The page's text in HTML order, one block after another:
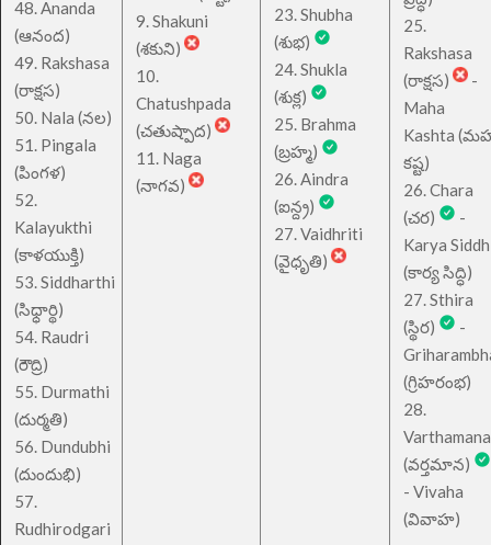
48. Ananda
(ఆనంద)
49. Rakshasa
(రాక్షస)
50. Nala (నల)
51. Pingala
(పింగళ)
52.
Kalayukthi
(కాళయుక్తి)
53. Siddharthi
(సిధ్ధార్థి)
54. Raudri
(రౌద్రి)
55. Durmathi
(దుర్మతి)
56. Dundubhi
(దుందుభి)
57.
Rudhirodgari
9. Shakuni
(శకుని)
10.
Chatushpada
(చతుష్పాద)
11. Naga
(నాగవ)
23. Shubha
(శుభ)
24. Shukla
(శుక్ల)
25. Brahma
(బ్రహ్మ)
26. Aindra
(ఐన్ద్ర)
27. Vaidhriti
(వైధృతి)
25.
Rakshasa
(రాక్షస)
-
Maha
Kashta
కష్ట)
26. Chara
(చర)
-
Karya
(కార్య సిద్ధి)
27. Sthira
(స్థిర)
-
(గ్రిహరంభ)
28.
Varthamana
(వర్తమాన)
- Vivaha
(వివాహ)